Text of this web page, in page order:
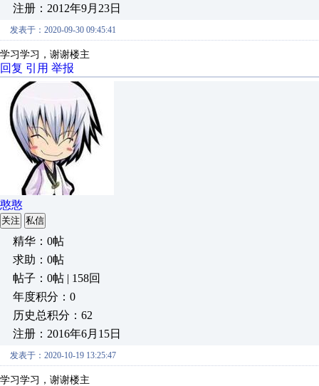
注册：2012年9月23日
发表于：2020-09-30 09:45:41
学习学习，谢谢楼主
回复 引用 举报
憨憨
关注 私信
精华：0帖
求助：0帖
帖子：0帖 | 158回
年度积分：0
历史总积分：62
注册：2016年6月15日
发表于：2020-10-19 13:25:47
学习学习，谢谢楼主